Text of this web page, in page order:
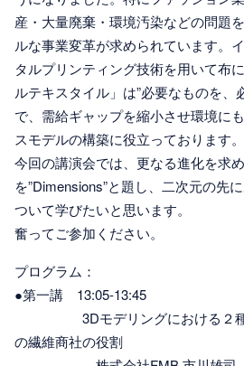
産・大量廃棄・環境汚染などの問題
ルな事業変革が求められています。
タルプリンティング技術を用いて布
ルテキスタイル」は”必要なものを、
で、需給ギャップを縮小させ環境に
スモデルの構築に役立っております。
今回の講演会では、更なる進化を求
を”Dimensions”と題し、二次元の先
ついて学びたいと思います。
奮ってご参加ください。
プログラム：
●第一講 13:05-13:45
3Dモデリングにおける２種
の繊維商社の役割